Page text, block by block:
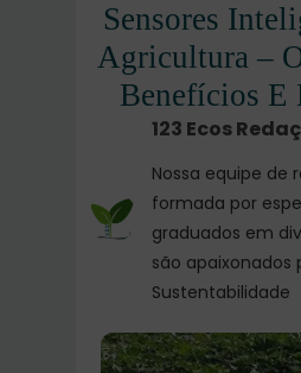
Sensores
Agricultura –
Benefícios E
123 Ecos
Nossa equipe de
formada por
graduados em
são apaixonados
Sustentabilidade